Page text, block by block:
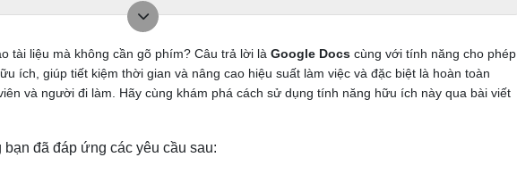
tài liệu mà không cần gõ phím? Câu trả lời là Google Docs cùng với tính năng cho phép
ích, giúp tiết kiệm thời gian và nâng cao hiệu suất làm việc và đặc biệt là hoàn toàn
và người đi làm. Hãy cùng khám phá cách sử dụng tính năng hữu ích này qua bài viết
đã đáp ứng các yêu cầu sau: